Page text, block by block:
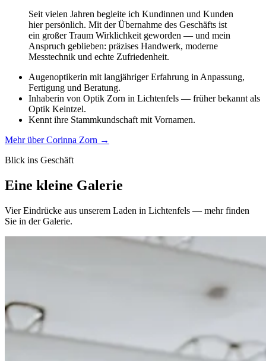
Seit vielen Jahren begleite ich Kundinnen und Kunden
hier persönlich. Mit der Übernahme des Geschäfts ist
ein großer Traum Wirklichkeit geworden — und mein
Anspruch geblieben: präzises Handwerk, moderne
Messtechnik und echte Zufriedenheit.
Augenoptikerin mit langjähriger Erfahrung in Anpassung,
Fertigung und Beratung.
Inhaberin von Optik Zorn in Lichtenfels — früher bekannt als
Optik Keintzel.
Kennt ihre Stammkundschaft mit Vornamen.
Mehr über Corinna Zorn →
Blick ins Geschäft
Eine kleine Galerie
Vier Eindrücke aus unserem Laden in Lichtenfels — mehr finden
Sie in der Galerie.